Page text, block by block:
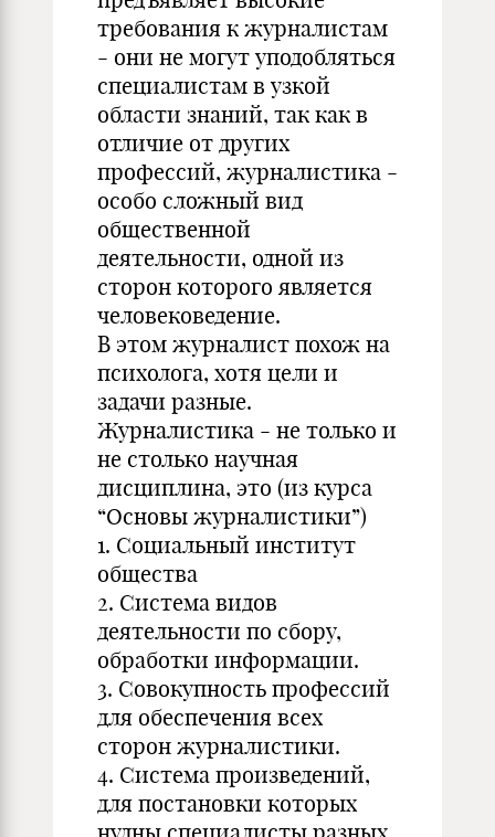
требования к журналистам
- они не могут уподобляться
специалистам в узкой
области знаний, так как в
отличие от других
профессий, журналистика -
особо сложный вид
общественной
деятельности, одной из
сторон которого является
человековедение.
В этом журналист похож на
психолога, хотя цели и
задачи разные.
Журналистика - не только и
не столько научная
дисциплина, это (из курса
“Основы журналистики”)
1. Социальный институт
общества
2. Система видов
деятельности по сбору,
обработки информации.
3. Совокупность профессий
для обеспечения всех
сторон журналистики.
4. Система произведений,
для постановки которых